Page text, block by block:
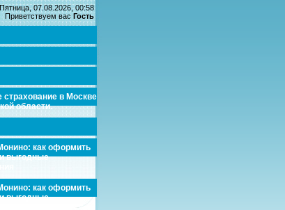
Пятница, 07.08.2026, 00:58
Приветствуем вас Гость
страхование в Москве
области.
как оформить
выгодные
как оформить
выгодные